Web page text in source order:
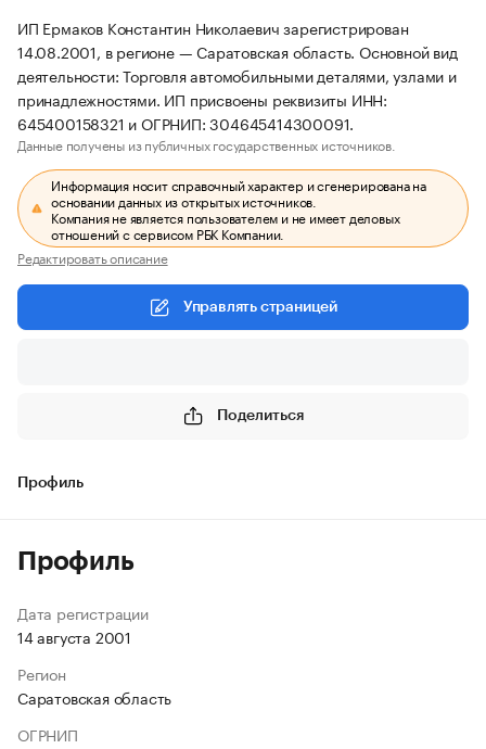
ИП Ермаков Константин Николаевич зарегистрирован
14.08.2001, в регионе — Саратовская область. Основной вид
деятельности: Торговля автомобильными деталями, узлами и
принадлежностями. ИП присвоены реквизиты ИНН:
645400158321 и ОГРНИП: 304645414300091.
Данные получены из публичных государственных источников.
Информация носит справочный характер и сгенерирована на
основании данных из открытых источников.
Компания не является пользователем и не имеет деловых
отношений с сервисом РБК Компании.
Редактировать описание
Управлять страницей
Поделиться
Профиль
Профиль
Дата регистрации
14 августа 2001
Регион
Саратовская область
ОГРНИП